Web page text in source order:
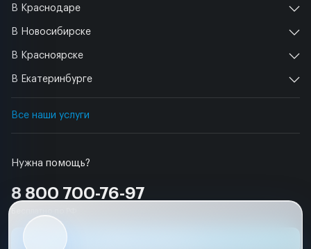
Нужна помощь?
8 800 700-76-97
В Краснодаре
В Новосибирске
В Красноярске
В Екатеринбурге
Все наши услуги